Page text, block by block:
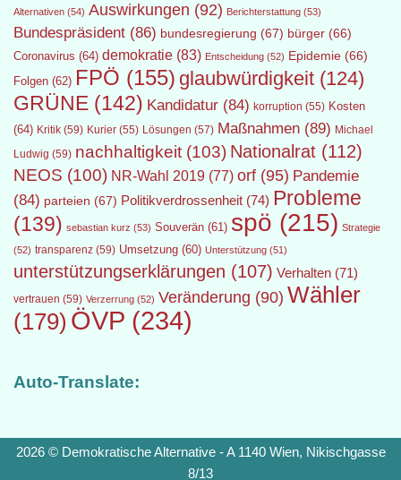
Alternativen (54) Auswirkungen (92) Berichterstattung (53)
Bundespräsident (86) bundesregierung (67) bürger (66)
Coronavirus (64) demokratie (83) Entscheidung (52) Epidemie (66)
Folgen (62) FPÖ (155) glaubwürdigkeit (124)
GRÜNE (142) Kandidatur (84) korruption (55) Kosten
(64) Kritik (59) Kurier (55) Lösungen (57) Maßnahmen (89) Michael
Ludwig (59) nachhaltigkeit (103) Nationalrat (112)
NEOS (100) NR-Wahl 2019 (77) orf (95) Pandemie
(84) parteien (67) Politikverdrossenheit (74) Probleme
(139) sebastian kurz (53) Souverän (61) spö (215) Strategie
(52) transparenz (59) Umsetzung (60) Unterstützung (51)
unterstützungserklärungen (107) Verhalten (71)
vertrauen (59) Verzerrung (52) Veränderung (90) Wähler
(179) ÖVP (234)
Auto-Translate:
2026 © Demokratische Alternative - A 1140 Wien, Nikischgasse
8/13